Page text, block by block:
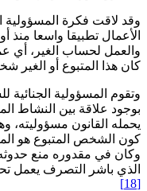
وقد لاقت فكرة المسؤولية
الأعمال تطبيقا واسعا منذ
والعمل لحساب الغير،
كان هذا المتبوع أو الغير
وتقوم المسؤولية
بوجود علاقة بين النشاط
يحمله القانون مسؤوليته،
كون الشخص المتبوع هو
وكان في مقدوره منع
الذي باشر التصرف يعمل
[18]